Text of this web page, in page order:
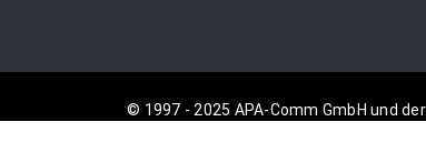
© 1997 - 2025 APA-Comm GmbH und